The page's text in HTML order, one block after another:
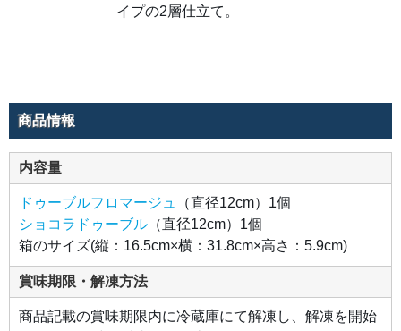
イプの2層仕立て。
商品情報
内容量
ドゥーブルフロマージュ （直径12cm）1個
ショコラドゥーブル（直径12cm）1個
箱のサイズ(縦：16.5cm×横：31.8cm×高さ：5.9cm)
賞味期限・解凍方法
商品記載の賞味期限内に冷蔵庫にて解凍し、解凍を開始